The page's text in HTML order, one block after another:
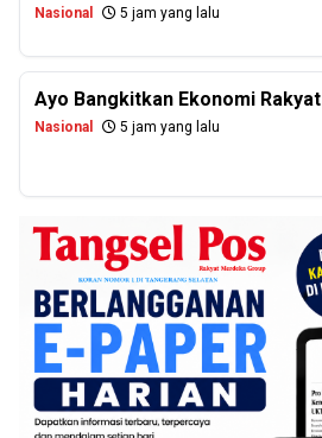
Nasional 5 jam yang lalu
Ayo Bangkitkan Ekonomi Rakyat
Nasional 5 jam yang lalu